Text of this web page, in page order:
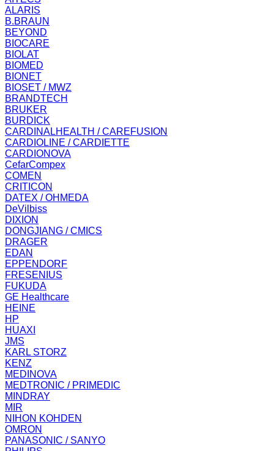
ALARIS
B.BRAUN
BEYOND
BIOCARE
BIOLAT
BIOMED
BIONET
BIOSET / MWZ
BRANDTECH
BRUKER
BURDICK
CARDINALHEALTH / CAREFUSION
CARDIOLINE / CARDIETTE
CARDIONOVA
CefarCompex
COMEN
CRITICON
DATEX / OHMEDA
DeVilbiss
DIXION
DONGJIANG / CMICS
DRAGER
EDAN
EPPENDORF
FRESENIUS
FUKUDA
GE Healthcare
HEINE
HP
HUAXI
JMS
KARL STORZ
KENZ
MEDINOVA
MEDTRONIC / PRIMEDIC
MINDRAY
MIR
NIHON KOHDEN
OMRON
PANASONIC / SANYO